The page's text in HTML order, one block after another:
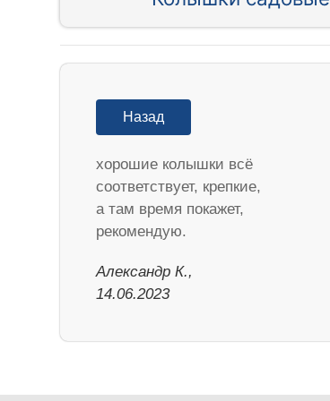
Назад
хорошие колышки всё
соответствует, крепкие,
а там время покажет,
рекомендую.
Александр К.,
14.06.2023